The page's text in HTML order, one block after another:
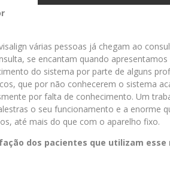
várias pessoas já chegam ao
se encantam quando
do sistema por parte de alguns
que por não conhecerem o sistema
por falta de conhecimento. Um
o seu funcionamento e a enorme
até mais do que com o aparelho fixo.
dos pacientes que utilizam esse